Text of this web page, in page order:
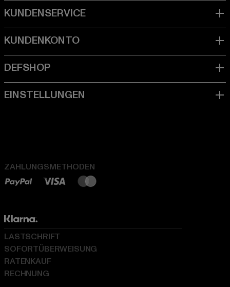
ZAHLUNGSMETHODEN
LASTSCHRIFT
SOFORTÜBERWEISUNG
RATENKAUF
RECHNUNG